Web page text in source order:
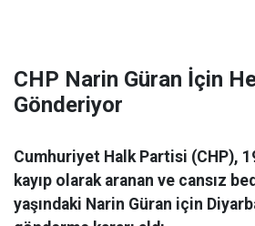
CHP Narin Güran İçin
Gönderiyor
Cumhuriyet Halk Partisi (CHP),
kayıp olarak aranan ve cansız
yaşındaki Narin Güran için